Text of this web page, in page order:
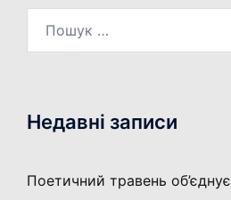
Недавні записи
Поетичний травень об’єднує